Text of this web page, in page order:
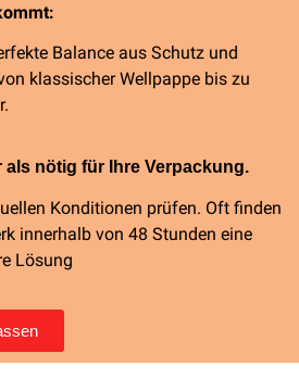
Balance aus Schutz und
klassischer Wellpappe bis zu
als nötig für Ihre Verpackung.
Konditionen prüfen. Oft finden
innerhalb von 48 Stunden eine
Lösung